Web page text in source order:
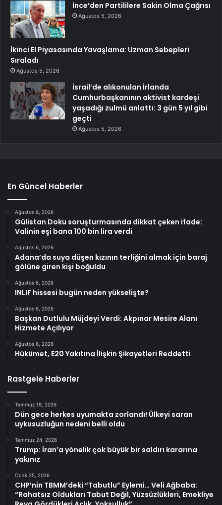
İnce’den Partililere Sakin Olma Çağrısı
Ağustos 5, 2026
İkinci El Piyasasında Yavaşlama: Uzman Sebepleri
Sıraladı
Ağustos 5, 2026
İsrail’de alıkonulan İrlanda
Cumhurbaşkanının aktivist kardeşi
yaşadığı zulmü anlattı: 3 gün 5 yıl gibi
geçti
Ağustos 5, 2026
En Güncel Haberler
Ağustos 6, 2026
Gülistan Doku soruşturmasında dikkat çeken ifade:
Valinin eşi bana 100 bin lira verdi
Ağustos 6, 2026
Adana’da suya düşen kızının terliğini almak için baraj
gölüne giren kişi boğuldu
Ağustos 6, 2026
INLIF hissesi bugün neden yükselişte?
Ağustos 6, 2026
Başkan Dutlulu Müjdeyi Verdi: Akpınar Mesire Alanı
Hizmete Açılıyor
Ağustos 6, 2026
Hükümet, E20 Yakıtına İlişkin Şikayetleri Reddetti
Rastgele Haberler
Temmuz 19, 2026
Dün gece herkes uyumakta zorlandı! Ülkeyi saran
uykusuzluğun nedeni belli oldu
Temmuz 24, 2026
Trump: İran’a yönelik çok büyük bir saldırı kararına
yakınız
Ocak 25, 2026
CHP’nin TBMM’deki “Tabutlu” Eylemi… Veli Ağbaba:
“Rahatsız Oldukları Tabut Değil, Yüzsüzlükleri, Emekliye